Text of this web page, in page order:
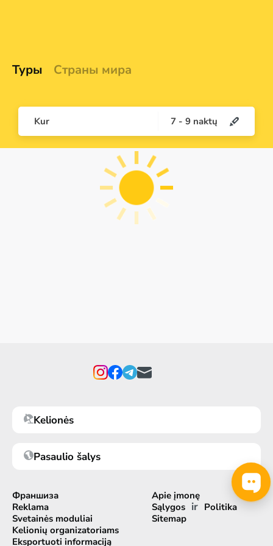
Туры Страны мира
Kur 7 - 9 naktų
Kelionės
Pasaulio šalys
Франшиза
Reklama
Svetainės moduliai
Kelionių organizatoriams
Eksportuoti informaciją
Apie įmonę
Sąlygos ir Politika
Sitemap